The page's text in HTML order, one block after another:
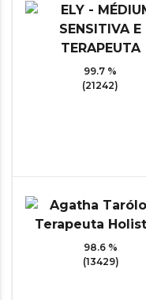
99.7 %
(21242)
98.6 %
(13429)